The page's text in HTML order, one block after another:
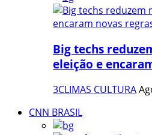
Big techs
eleição e
3CLIMAS CULTURA
CNN BRASIL